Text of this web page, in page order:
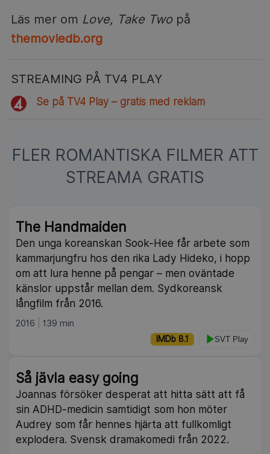
Läs mer om Love, Take Twopå
themoviedb.org
STREAMING PÅ TV4 PLAY
Se på TV4 Play – gratis med reklam
FLER ROMANTISKA FILMER ATT
STREAMA GRATIS
The Handmaiden
Den unga koreanskan Sook-Hee får arbete som
kammarjungfru hos den rika Lady Hideko, i hopp
om att lura henne på pengar – men oväntade
känslor uppstår mellan dem. Sydkoreansk
långfilm från 2016.
2016 139 min
IMDb 8.1 SVT Play
Så jävla easy going
Joannas försöker desperat att hitta sätt att få
sin ADHD-medicin samtidigt som hon möter
Audrey som får hennes hjärta att fullkomligt
explodera. Svensk dramakomedi från 2022.